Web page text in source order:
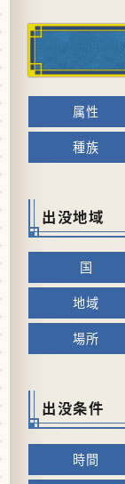
出没地域
出没条件